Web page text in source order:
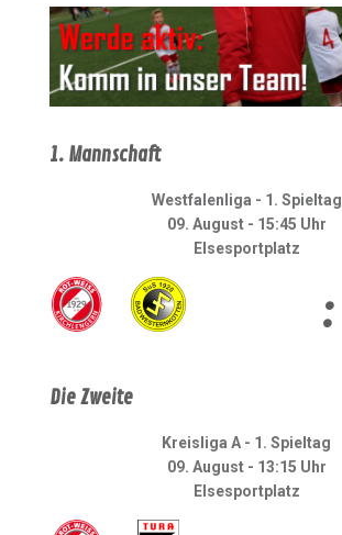
1. Mannschaft
Westfalenliga - 1. Spieltag
09. August - 15:45 Uhr
Elsesportplatz
:
Die Zweite
Kreisliga A - 1. Spieltag
09. August - 13:15 Uhr
Elsesportplatz